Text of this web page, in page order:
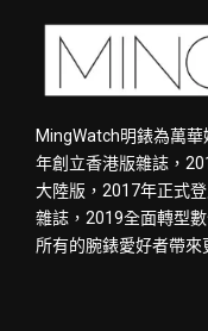
MingWatch明錶為萬
年創立香港版雜誌，
大陸版，2017年正式
雜誌，2019全面轉型
所有的腕錶愛好者帶來